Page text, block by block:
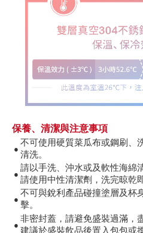
保養、清潔與注意事項
●
不可使用硬質菜瓜布或鋼刷、
清洗。
●
請以手洗、沖水或及軟性海綿
請使用中性清潔劑，洗完晾乾
●
不可與銳利產品碰撞塗層及杯
擊。
●
非密封蓋，請避免盛裝過滿，
建議於盛裝飲品後置入包包或